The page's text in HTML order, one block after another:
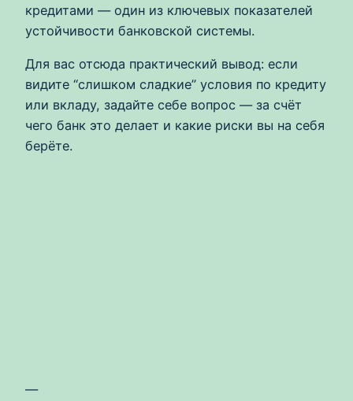
кредитами — один из ключевых показателей
устойчивости банковской системы.
Для вас отсюда практический вывод: если
видите “слишком сладкие” условия по кредиту
или вкладу, задайте себе вопрос — за счёт
чего банк это делает и какие риски вы на себя
берёте.
—